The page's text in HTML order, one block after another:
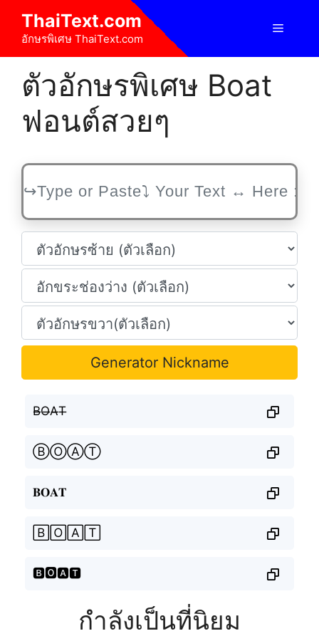
content
ThaiText.com
อักษรพิเศษ ThaiText.com
Menu
ตัวอักษรพิเศษ Boat
ฟอนต์สวยๆ
Generator Nickname
B̶O̶A̶T̶
ⒷⓄⒶⓉ
𝐁𝐎𝐀𝐓
🄱🄾🄰🅃
🅱🅾🅰🆃
กำลังเป็นที่นิยม